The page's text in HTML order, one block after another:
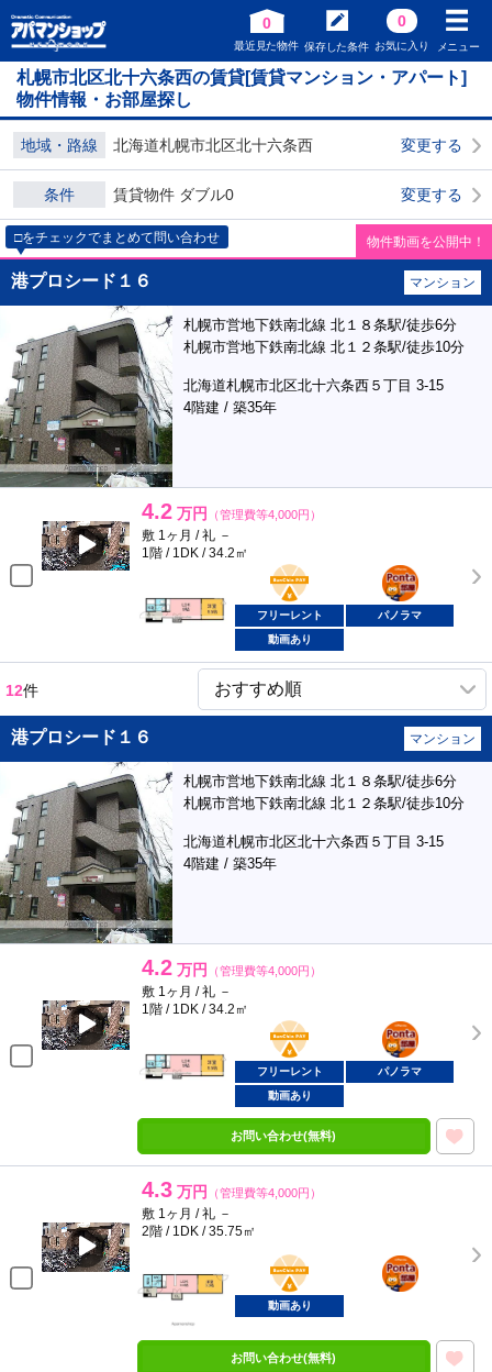
0
最近見た物件 保存した条件
0
お気に入り メニュー
札幌市北区北十六条西の賃貸[賃貸マンション・アパート]
物件情報・お部屋探し
地域・路線 北海道札幌市北区北十六条西 変更する
条件 賃貸物件 ダブル0 変更する
□をチェックでまとめて問い合わせ 物件動画を公開中！
港プロシード１６ マンション
札幌市営地下鉄南北線 北１８条駅/徒歩6分
札幌市営地下鉄南北線 北１２条駅/徒歩10分
北海道札幌市北区北十六条西５丁目 3-15
4階建 / 築35年
4.2 万円 （管理費等4,000円）
敷 1ヶ月 / 礼 －
1階 / 1DK / 34.2㎡
BunChinPAY
ポンタ
部屋
フリーレント
パノラマ
動画あり
12件
港プロシード１６ マンション
札幌市営地下鉄南北線 北１８条駅/徒歩6分
札幌市営地下鉄南北線 北１２条駅/徒歩10分
北海道札幌市北区北十六条西５丁目 3-15
4階建 / 築35年
4.2 万円 （管理費等4,000円）
敷 1ヶ月 / 礼 －
1階 / 1DK / 34.2㎡
BunChinPAY
ポンタ
部屋
フリーレント
パノラマ
動画あり
お問い合わせ(無料)
4.3 万円 （管理費等4,000円）
敷 1ヶ月 / 礼 －
2階 / 1DK / 35.75㎡
BunChinPAY
ポンタ
部屋
動画あり
お問い合わせ(無料)